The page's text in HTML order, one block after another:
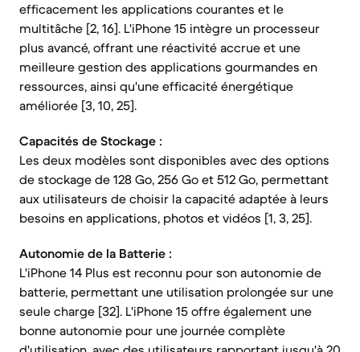
efficacement les applications courantes et le
multitâche [2, 16]. L'iPhone 15 intègre un processeur
plus avancé, offrant une réactivité accrue et une
meilleure gestion des applications gourmandes en
ressources, ainsi qu'une efficacité énergétique
améliorée [3, 10, 25].
Capacités de Stockage :
Les deux modèles sont disponibles avec des options
de stockage de 128 Go, 256 Go et 512 Go, permettant
aux utilisateurs de choisir la capacité adaptée à leurs
besoins en applications, photos et vidéos [1, 3, 25].
Autonomie de la Batterie :
L'iPhone 14 Plus est reconnu pour son autonomie de
batterie, permettant une utilisation prolongée sur une
seule charge [32]. L'iPhone 15 offre également une
bonne autonomie pour une journée complète